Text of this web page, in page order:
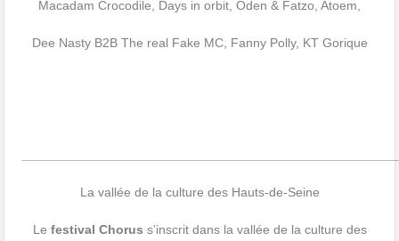
Macadam Crocodile, Days in orbit, Oden & Fatzo, Atoem,
Dee Nasty B2B The real Fake MC, Fanny Polly, KT Gorique
La vallée de la culture des Hauts-de-Seine
Le festival Chorus s’inscrit dans la vallée de la culture des